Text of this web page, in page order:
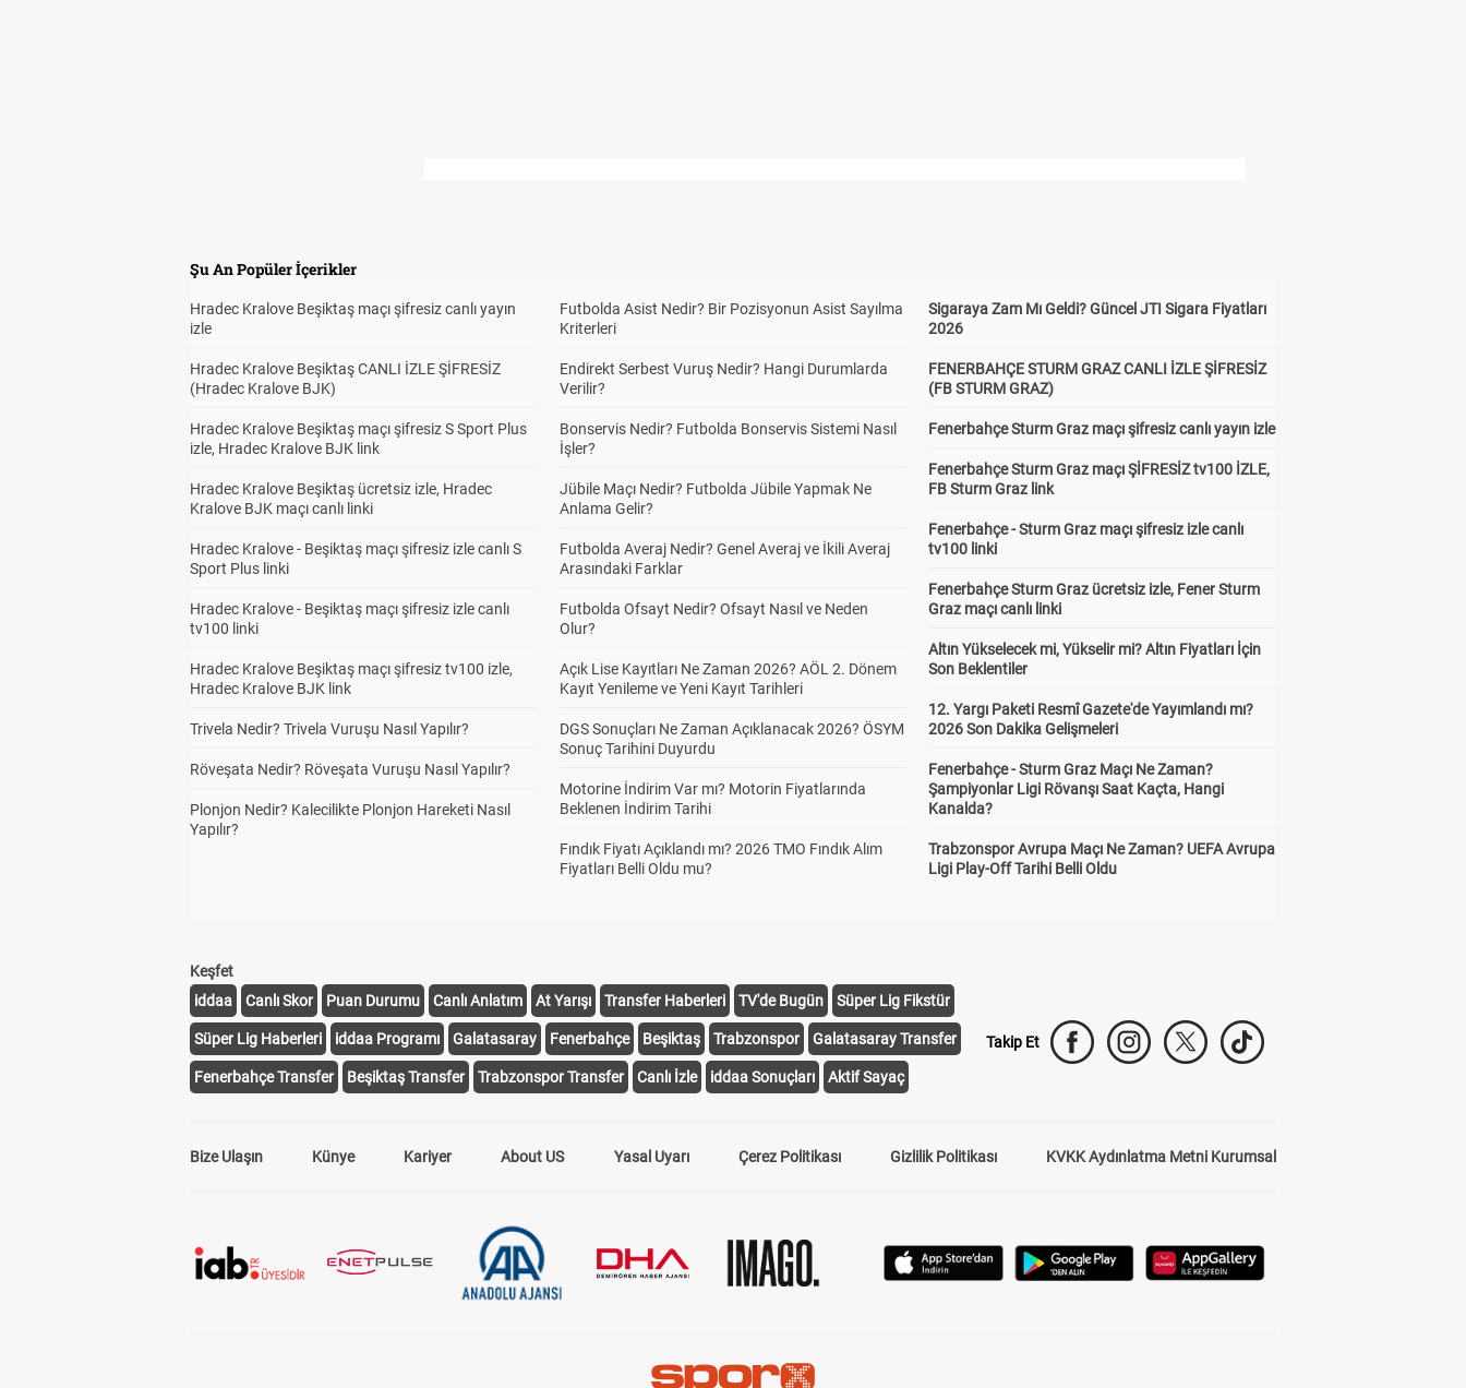
Şu An Popüler İçerikler
Hradec Kralove Beşiktaş maçı şifresiz canlı yayın
izle
Hradec Kralove Beşiktaş CANLI İZLE ŞİFRESİZ
(Hradec Kralove BJK)
Hradec Kralove Beşiktaş maçı şifresiz S Sport Plus
izle, Hradec Kralove BJK link
Hradec Kralove Beşiktaş ücretsiz izle, Hradec
Kralove BJK maçı canlı linki
Hradec Kralove - Beşiktaş maçı şifresiz izle canlı S
Sport Plus linki
Hradec Kralove - Beşiktaş maçı şifresiz izle canlı
tv100 linki
Hradec Kralove Beşiktaş maçı şifresiz tv100 izle,
Hradec Kralove BJK link
Trivela Nedir? Trivela Vuruşu Nasıl Yapılır?
Röveşata Nedir? Röveşata Vuruşu Nasıl Yapılır?
Plonjon Nedir? Kalecilikte Plonjon Hareketi Nasıl
Yapılır?
Futbolda Asist Nedir? Bir Pozisyonun Asist Sayılma
Kriterleri
Endirekt Serbest Vuruş Nedir? Hangi Durumlarda
Verilir?
Bonservis Nedir? Futbolda Bonservis Sistemi Nasıl
İşler?
Jübile Maçı Nedir? Futbolda Jübile Yapmak Ne
Anlama Gelir?
Futbolda Averaj Nedir? Genel Averaj ve İkili Averaj
Arasındaki Farklar
Futbolda Ofsayt Nedir? Ofsayt Nasıl ve Neden
Olur?
Açık Lise Kayıtları Ne Zaman 2026? AÖL 2. Dönem
Kayıt Yenileme ve Yeni Kayıt Tarihleri
DGS Sonuçları Ne Zaman Açıklanacak 2026? ÖSYM
Sonuç Tarihini Duyurdu
Motorine İndirim Var mı? Motorin Fiyatlarında
Beklenen İndirim Tarihi
Fındık Fiyatı Açıklandı mı? 2026 TMO Fındık Alım
Fiyatları Belli Oldu mu?
Sigaraya Zam Mı Geldi? Güncel JTI Sigara Fiyatları
2026
FENERBAHÇE STURM GRAZ CANLI İZLE ŞİFRESİZ
(FB STURM GRAZ)
Fenerbahçe Sturm Graz maçı şifresiz canlı yayın izle
Fenerbahçe Sturm Graz maçı ŞİFRESİZ tv100 İZLE,
FB Sturm Graz link
Fenerbahçe - Sturm Graz maçı şifresiz izle canlı
tv100 linki
Fenerbahçe Sturm Graz ücretsiz izle, Fener Sturm
Graz maçı canlı linki
Altın Yükselecek mi, Yükselir mi? Altın Fiyatları İçin
Son Beklentiler
12. Yargı Paketi Resmî Gazete'de Yayımlandı mı?
2026 Son Dakika Gelişmeleri
Fenerbahçe - Sturm Graz Maçı Ne Zaman?
Şampiyonlar Ligi Rövanşı Saat Kaçta, Hangi
Kanalda?
Trabzonspor Avrupa Maçı Ne Zaman? UEFA Avrupa
Ligi Play-Off Tarihi Belli Oldu
Keşfet
iddaa
Canlı Skor Puan Durumu Canlı Anlatım At Yarışı Transfer Haberleri TV'de Bugün Süper Lig Fikstür
Süper Lig Haberleri iddaa Programı Galatasaray Fenerbahçe Beşiktaş Trabzonspor Galatasaray Transfer
Fenerbahçe Transfer Beşiktaş Transfer Trabzonspor Transfer Canlı İzle iddaa Sonuçları Aktif Sayaç
Takip Et
Bize Ulaşın Künye Kariyer About US Yasal Uyarı Çerez Politikası Gizlilik Politikası KVKK Aydınlatma Metni Kurumsal